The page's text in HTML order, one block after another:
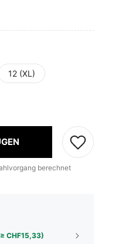
12 (XL)
berechnet
CHF15,33)